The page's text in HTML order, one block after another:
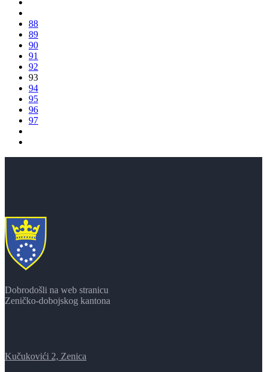
88
89
90
91
92
93
94
95
96
97
Dobrodošli na web stranicu
Zeničko-dobojskog kantona
Kučukovići 2, Zenica